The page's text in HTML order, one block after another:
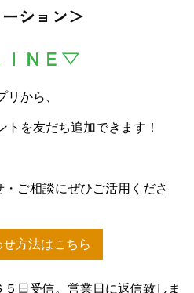
ション＞
ＩＮＥ▽
から、
トを友だち追加できます！
ご相談にぜひご活用くださ
方法はこちら
５日受信。営業日に返信致しま